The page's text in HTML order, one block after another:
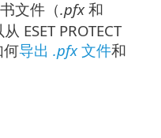
文件（.pfx和
ESET PROTECT
何导出 .pfx文件和